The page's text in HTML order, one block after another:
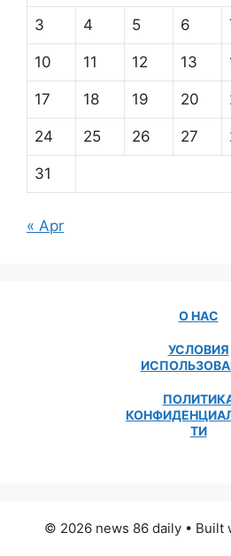
3 4 5 6
10 11 12 13
17 18 19 20
24 25 26 27
31
« Apr
О НАС
УСЛОВИЯ
ТИ
© 2026 news 86 daily • Built